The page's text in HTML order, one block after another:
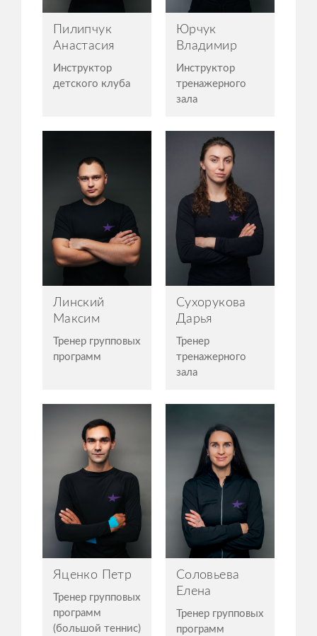
Пилипчук
Анастасия
Инструктор
детского клуба
Юрчук
Владимир
Инструктор
тренажерного
зала
Линский
Максим
Тренер групповых
программ
Сухорукова
Дарья
Тренер
тренажерного
зала
Яценко Петр
Тренер групповых
программ
(большой теннис)
Соловьева
Елена
Тренер групповых
программ